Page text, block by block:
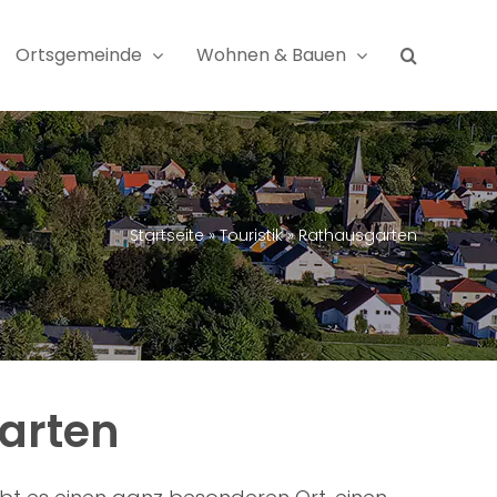
Ortsgemeinde Wohnen & Bauen
Startseite»Touristik»Rathausgarten